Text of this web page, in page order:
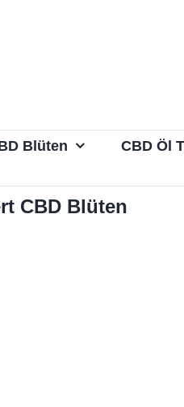
Blüten CBD Öl
CBD Blüten